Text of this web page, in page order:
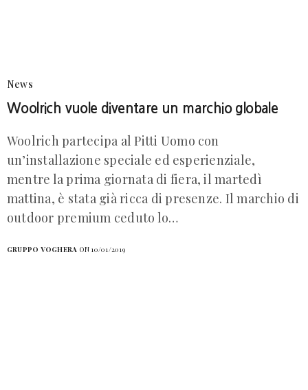
News
Woolrich vuole diventare un marchio globale
Woolrich partecipa al Pitti Uomo con
un’installazione speciale ed esperienziale,
mentre la prima giornata di fiera, il martedì
mattina, è stata già ricca di presenze. Il marchio di
outdoor premium ceduto lo…
GRUPPO VOGHERA ON 10/01/2019